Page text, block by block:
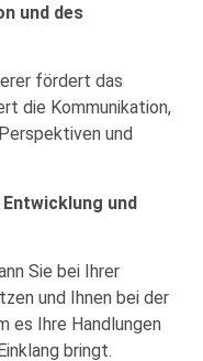
und des
fördert das
die Kommunikation,
und
und
Sie bei Ihrer
und Ihnen bei der
es Ihre Handlungen
bringt.